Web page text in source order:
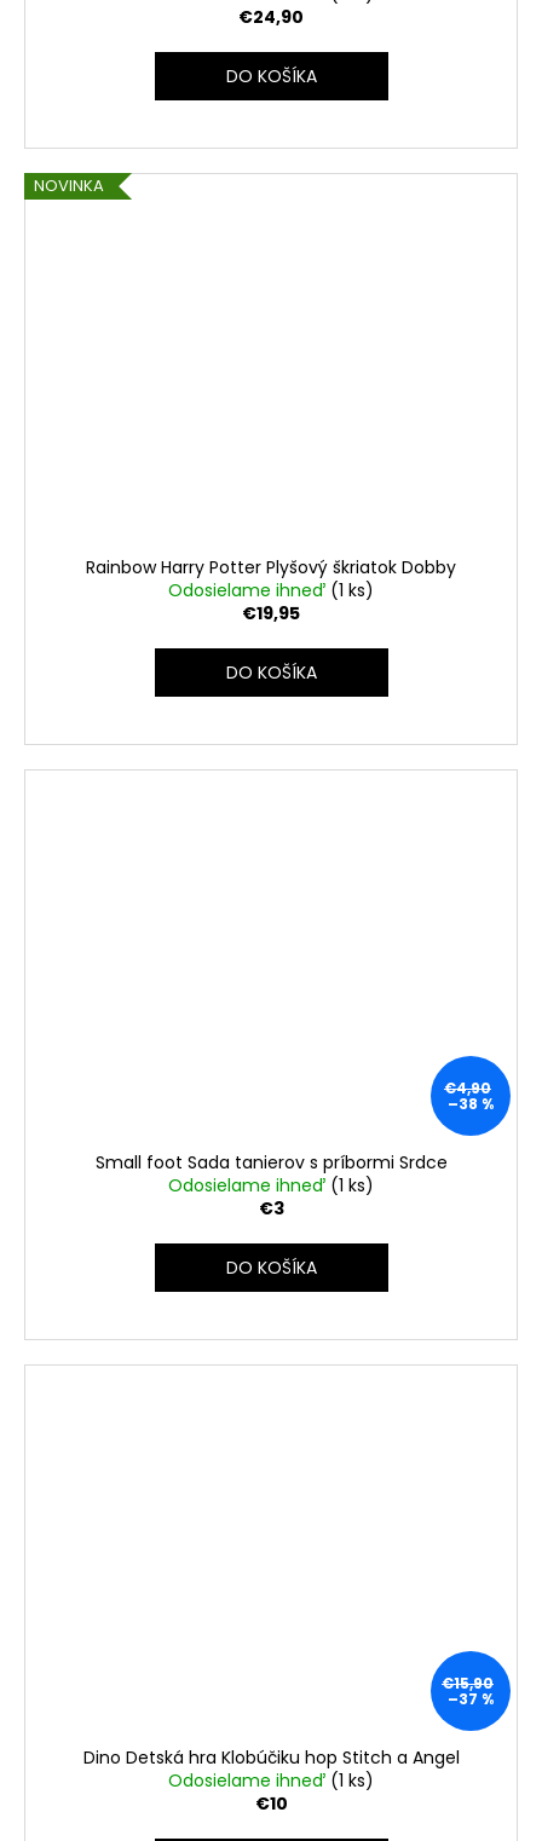
€24,90
DO KOŠÍKA
NOVINKA
Rainbow Harry Potter Plyšový škriatok Dobby
Odosielame ihneď (1 ks)
€19,95
DO KOŠÍKA
€4,90
–38 %
Small foot Sada tanierov s príbormi Srdce
Odosielame ihneď (1 ks)
€3
DO KOŠÍKA
€15,90
–37 %
Dino Detská hra Klobúčiku hop Stitch a Angel
Odosielame ihneď (1 ks)
€10